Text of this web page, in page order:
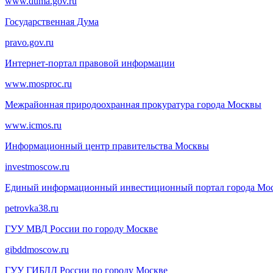
Государственная Дума
pravo.gov.ru
Интернет-портал правовой информации
www.mosproc.ru
Межрайонная природоохранная прокуратура города Москвы
www.icmos.ru
Информационный центр правительства Москвы
investmoscow.ru
Единый информационный инвестиционный портал города
petrovka38.ru
ГУУ МВД России по городу Москве
gibddmoscow.ru
ГУУ ГИБДД России по городу Москве